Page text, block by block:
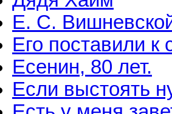
Е. С.
Его поставили к
Есенин, 80 лет.
Если выстоять